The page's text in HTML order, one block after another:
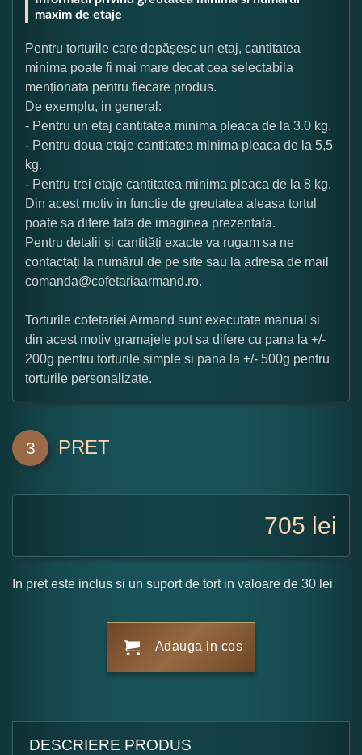
maxim de etaje
Pentru torturile care depășesc un etaj, cantitatea
minima poate fi mai mare decat cea selectabila
menționata pentru fiecare produs.
De exemplu, in general:
- Pentru un etaj cantitatea minima pleaca de la 3.0 kg.
- Pentru doua etaje cantitatea minima pleaca de la 5,5
kg.
- Pentru trei etaje cantitatea minima pleaca de la 8 kg.
Din acest motiv in functie de greutatea aleasa tortul
poate sa difere fata de imaginea prezentata.
Pentru detalii și cantități exacte va rugam sa ne
contactați la numărul de pe site sau la adresa de mail
comanda@cofetariaarmand.ro.
Torturile cofetariei Armand sunt executate manual si
din acest motiv gramajele pot sa difere cu pana la +/-
200g pentru torturile simple si pana la +/- 500g pentru
torturile personalizate.
3 PRET
705 lei
In pret este inclus si un suport de tort in valoare de 30 lei
Adauga in cos
DESCRIERE PRODUS